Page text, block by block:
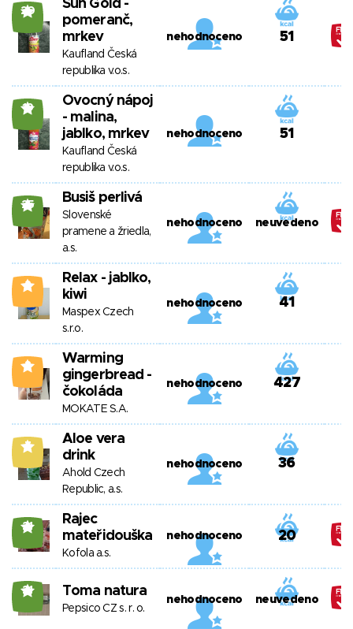
20
Sun Gold -
pomeranč,
mrkev
Kaufland Česká
republika v.o.s.
nehodnoceno 51
19
Ovocný nápoj
- malina,
jablko, mrkev
Kaufland Česká
republika v.o.s.
nehodnoceno 51
25 Busiš perlivá
Slovenské
pramene a žriedla,
a.s.
nehodnoceno neuvedeno
2
Relax - jablko,
kiwi
Maspex Czech
s.r.o.
nehodnoceno 41
3
Warming
gingerbread -
čokoláda
MOKATE S.A.
nehodnoceno 427
7
Aloe vera
drink
Ahold Czech
Republic, a.s.
nehodnoceno 36
21
Rajec
mateřidouška
Kofola a.s.
nehodnoceno 20
21 Toma natura
Pepsico CZ s. r. o.
nehodnoceno neuvedeno